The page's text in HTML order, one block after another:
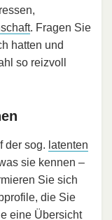
. Fragen Sie
hatten und
so reizvoll
der sog. latenten
sie kennen –
Sie sich
die Sie
eine Übersicht